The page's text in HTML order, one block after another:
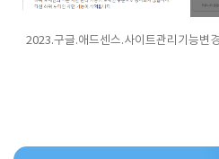
2023.구글.애드센스.사이트관리기능변